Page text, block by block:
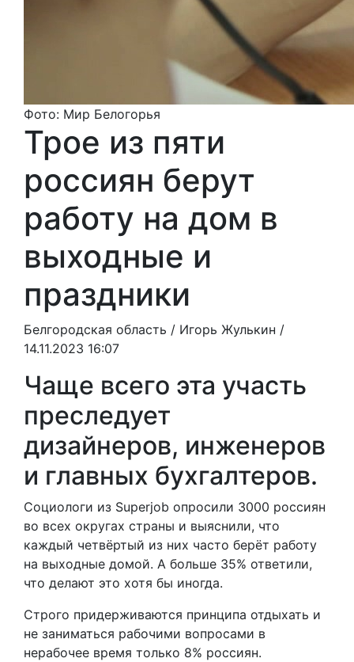
Фото: Мир Белогорья
Трое из пяти
россиян берут
работу на дом в
выходные и
праздники
Белгородская область / Игорь Жулькин /
14.11.2023 16:07
Чаще всего эта участь
преследует
дизайнеров, инженеров
и главных бухгалтеров.
Социологи из Superjob опросили 3000 россиян
во всех округах страны и выяснили, что
каждый четвёртый из них часто берёт работу
на выходные домой. А больше 35% ответили,
что делают это хотя бы иногда.
Строго придерживаются принципа отдыхать и
не заниматься рабочими вопросами в
нерабочее время только 8% россиян.